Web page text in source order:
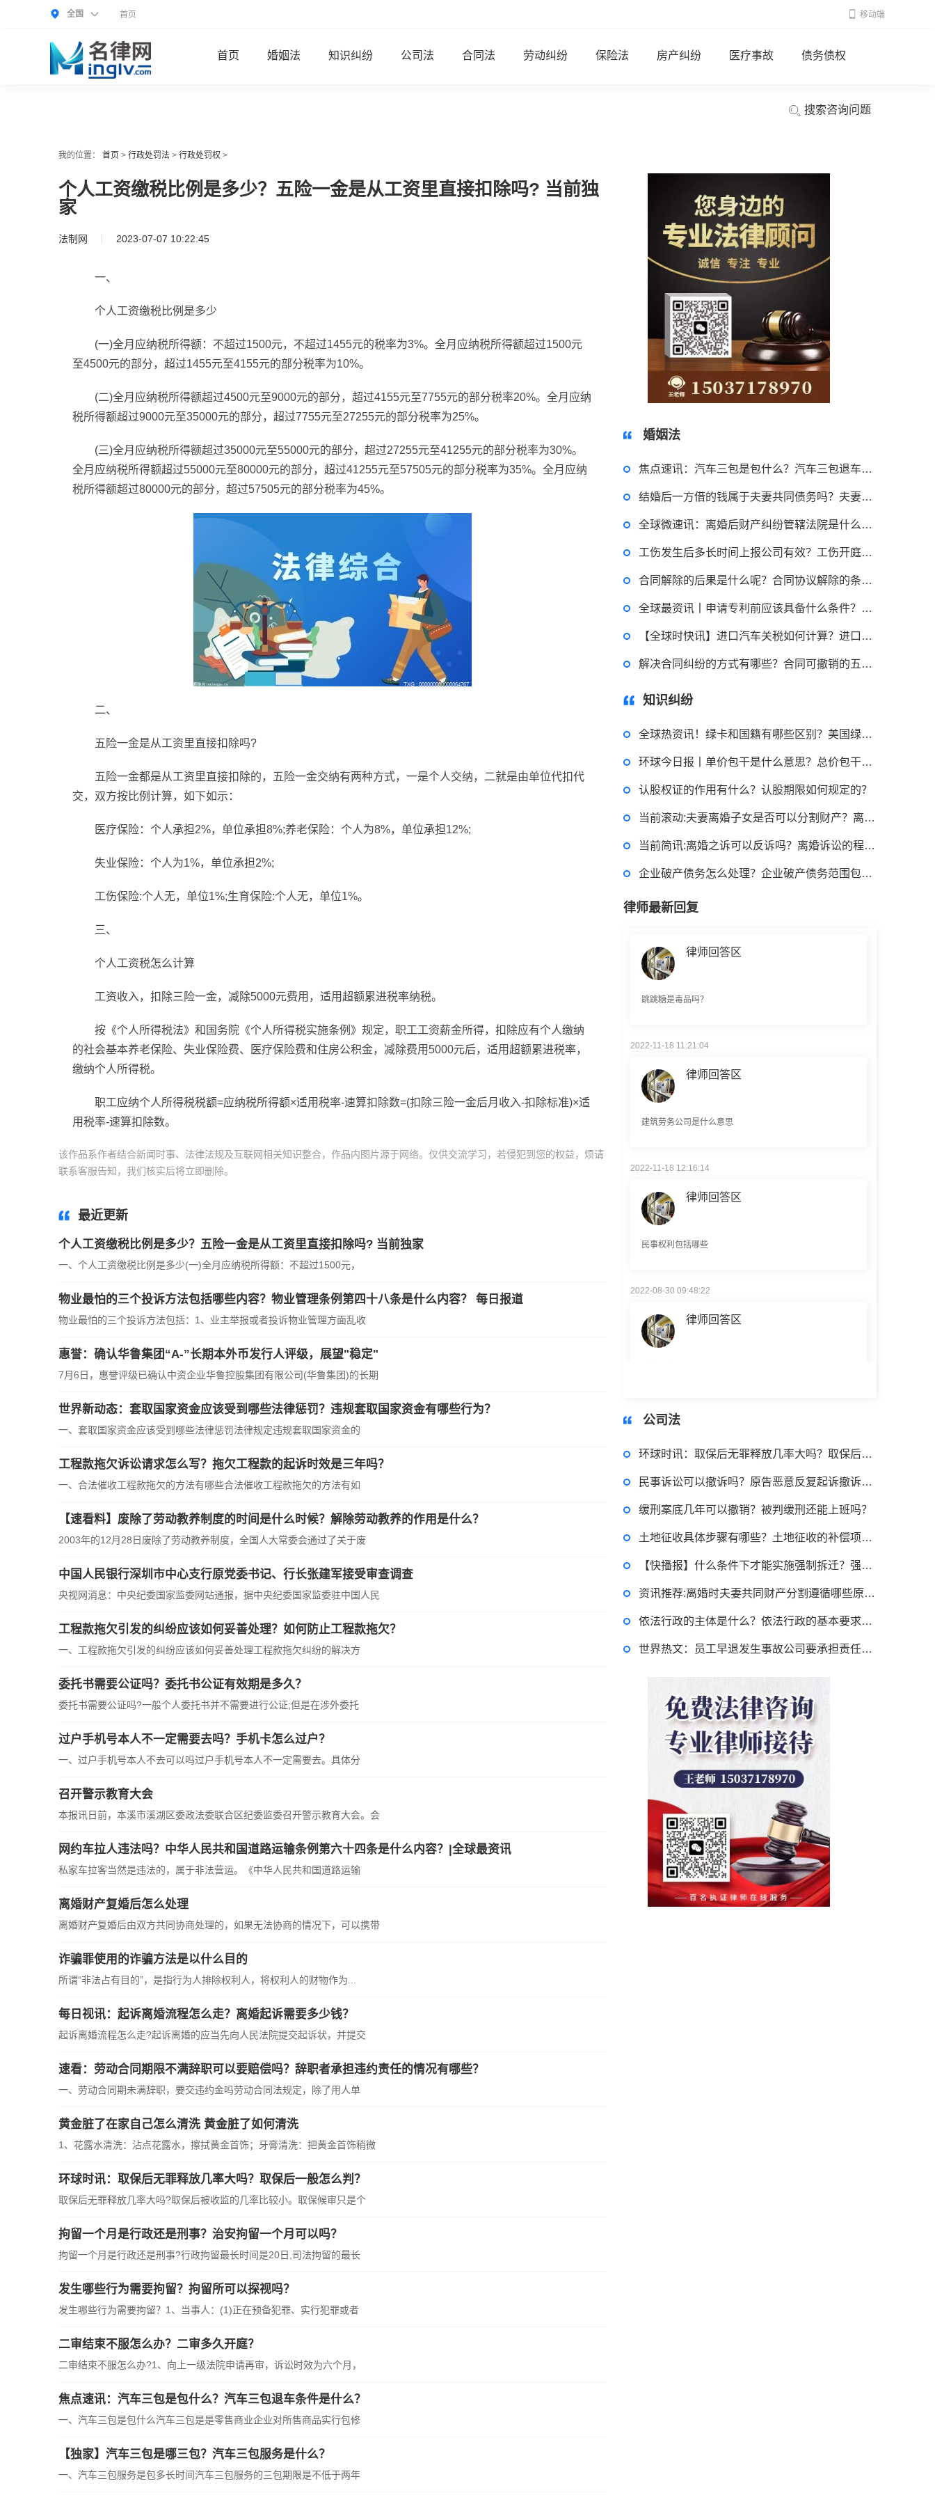
全国 首页 移动端
首页 婚姻法 知识纠纷 公司法 合同法 劳动纠纷 保险法 房产纠纷 医疗事故 债务债权
搜索咨询问题
我的位置： 首页 > 行政处罚法 > 行政处罚权 >
个人工资缴税比例是多少？五险一金是从工资里直接扣除吗? 当前独
家
法制网 2023-07-07 10:22:45
一、
个人工资缴税比例是多少
(一)全月应纳税所得额：不超过1500元，不超过1455元的税率为3%。全月应纳税所得额超过1500元
至4500元的部分，超过1455元至4155元的部分税率为10%。
(二)全月应纳税所得额超过4500元至9000元的部分，超过4155元至7755元的部分税率20%。全月应纳
税所得额超过9000元至35000元的部分，超过7755元至27255元的部分税率为25%。
(三)全月应纳税所得额超过35000元至55000元的部分，超过27255元至41255元的部分税率为30%。
全月应纳税所得额超过55000元至80000元的部分，超过41255元至57505元的部分税率为35%。全月应纳
税所得额超过80000元的部分，超过57505元的部分税率为45%。
二、
五险一金是从工资里直接扣除吗?
五险一金都是从工资里直接扣除的，五险一金交纳有两种方式，一是个人交纳，二就是由单位代扣代
交，双方按比例计算，如下如示：
医疗保险：个人承担2%，单位承担8%;养老保险：个人为8%，单位承担12%;
失业保险：个人为1%，单位承担2%;
工伤保险:个人无，单位1%;生育保险:个人无，单位1%。
三、
个人工资税怎么计算
工资收入，扣除三险一金，减除5000元费用，适用超额累进税率纳税。
按《个人所得税法》和国务院《个人所得税实施条例》规定，职工工资薪金所得，扣除应有个人缴纳
的社会基本养老保险、失业保险费、医疗保险费和住房公积金，减除费用5000元后，适用超额累进税率，
缴纳个人所得税。
职工应纳个人所得税税额=应纳税所得额×适用税率-速算扣除数=(扣除三险一金后月收入-扣除标准)×适
用税率-速算扣除数。
该作品系作者结合新闻时事、法律法规及互联网相关知识整合，作品内图片源于网络。仅供交流学习，若侵犯到您的权益，烦请
联系客服告知，我们核实后将立即删除。
最近更新
个人工资缴税比例是多少？五险一金是从工资里直接扣除吗? 当前独家
一、个人工资缴税比例是多少(一)全月应纳税所得额：不超过1500元，
物业最怕的三个投诉方法包括哪些内容？物业管理条例第四十八条是什么内容？ 每日报道
物业最怕的三个投诉方法包括：1、业主举报或者投诉物业管理方面乱收
惠誉：确认华鲁集团“A-”长期本外币发行人评级，展望"稳定"
7月6日，惠誉评级已确认中资企业华鲁控股集团有限公司(华鲁集团)的长期
世界新动态：套取国家资金应该受到哪些法律惩罚？违规套取国家资金有哪些行为？
一、套取国家资金应该受到哪些法律惩罚法律规定违规套取国家资金的
工程款拖欠诉讼请求怎么写？拖欠工程款的起诉时效是三年吗？
一、合法催收工程款拖欠的方法有哪些合法催收工程款拖欠的方法有如
【速看料】废除了劳动教养制度的时间是什么时候？解除劳动教养的作用是什么？
2003年的12月28日废除了劳动教养制度，全国人大常委会通过了关于废
中国人民银行深圳市中心支行原党委书记、行长张建军接受审查调查
央视网消息：中央纪委国家监委网站通报，据中央纪委国家监委驻中国人民
工程款拖欠引发的纠纷应该如何妥善处理？如何防止工程款拖欠？
一、工程款拖欠引发的纠纷应该如何妥善处理工程款拖欠纠纷的解决方
委托书需要公证吗？委托书公证有效期是多久？
委托书需要公证吗?一般个人委托书并不需要进行公证;但是在涉外委托
过户手机号本人不一定需要去吗？手机卡怎么过户？
一、过户手机号本人不去可以吗过户手机号本人不一定需要去。具体分
召开警示教育大会
本报讯日前，本溪市溪湖区委政法委联合区纪委监委召开警示教育大会。会
网约车拉人违法吗？中华人民共和国道路运输条例第六十四条是什么内容？|全球最资讯
私家车拉客当然是违法的，属于非法营运。《中华人民共和国道路运输
离婚财产复婚后怎么处理
离婚财产复婚后由双方共同协商处理的，如果无法协商的情况下，可以携带
诈骗罪使用的诈骗方法是以什么目的
所谓“非法占有目的”，是指行为人排除权利人，将权利人的财物作为...
每日视讯：起诉离婚流程怎么走？离婚起诉需要多少钱？
起诉离婚流程怎么走?起诉离婚的应当先向人民法院提交起诉状，并提交
速看：劳动合同期限不满辞职可以要赔偿吗？辞职者承担违约责任的情况有哪些？
一、劳动合同期未满辞职，要交违约金吗劳动合同法规定，除了用人单
黄金脏了在家自己怎么清洗 黄金脏了如何清洗
1、花露水清洗：沾点花露水，擦拭黄金首饰；牙膏清洗：把黄金首饰稍微
环球时讯：取保后无罪释放几率大吗？取保后一般怎么判？
取保后无罪释放几率大吗?取保后被收监的几率比较小。取保候审只是个
拘留一个月是行政还是刑事？治安拘留一个月可以吗？
拘留一个月是行政还是刑事?行政拘留最长时间是20日,司法拘留的最长
发生哪些行为需要拘留？拘留所可以探视吗？
发生哪些行为需要拘留？1、当事人：(1)正在预备犯罪、实行犯罪或者
二审结束不服怎么办？二审多久开庭？
二审结束不服怎么办?1、向上一级法院申请再审，诉讼时效为六个月，
焦点速讯：汽车三包是包什么？汽车三包退车条件是什么？
一、汽车三包是包什么汽车三包是是零售商业企业对所售商品实行包修
【独家】汽车三包是哪三包？汽车三包服务是什么？
一、汽车三包服务是包多长时间汽车三包服务的三包期限是不低于两年
婚姻法
焦点速讯：汽车三包是包什么？汽车三包退车条件是什么？
结婚后一方借的钱属于夫妻共同债务吗？夫妻间共同债务如何认定？
全球微速讯：离婚后财产纠纷管辖法院是什么？离婚后财产分割去哪里起诉？
工伤发生后多长时间上报公司有效？工伤开庭后多久下判决书？-天天关注
合同解除的后果是什么呢？合同协议解除的条件是什么？
全球最资讯丨申请专利前应该具备什么条件？专利权具有哪些特征？
【全球时快讯】进口汽车关税如何计算？进口汽车关税的作用是什么？
解决合同纠纷的方式有哪些？合同可撤销的五种情形？
知识纠纷
全球热资讯！绿卡和国籍有哪些区别？美国绿卡和移民一样吗？
环球今日报丨单价包干是什么意思？总价包干是什么意思？
认股权证的作用有什么？认股期限如何规定的？
当前滚动:夫妻离婚子女是否可以分割财产？离婚分割夫妻共同财产要注意什么？
当前简讯:离婚之诉可以反诉吗？离婚诉讼的程序和费用是多少？
企业破产债务怎么处理？企业破产债务范围包括哪些？_世界热讯
律师最新回复
2022-11-18 12:16:14
律师回答区
民事权利包括哪些
律师回答区
高楼住宅玻璃炸裂应该找谁处理
退休职工涨工资最新消息 退休人员涨工资注意事项有哪些？
跳跳糖是毒品吗？
律师回答区
建筑劳务公司是什么意思
律师回答区
民事权利包括哪些
律师回答区
高楼住宅玻璃炸裂应该找谁处理
退休职工涨工资最新消息 退休人员涨工资注意事项有哪些？
律师回答区
公司法
环球时讯：取保后无罪释放几率大吗？取保后一般怎么判？
民事诉讼可以撤诉吗？原告恶意反复起诉撤诉怎么办？_资讯
缓刑案底几年可以撤销？被判缓刑还能上班吗？
土地征收具体步骤有哪些？土地征收的补偿项目是什么？ 新资讯
【快播报】什么条件下才能实施强制拆迁？强拆诉讼时效是多久？
资讯推荐:离婚时夫妻共同财产分割遵循哪些原则？怎么分配才公平合理？
依法行政的主体是什么？依法行政的基本要求是怎样的？
世界热文：员工早退发生事故公司要承担责任吗？早退发生车祸能申请工伤吗？